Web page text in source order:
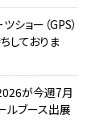
ショー（GPS）
しておりま
が今週7月
ルブース出展